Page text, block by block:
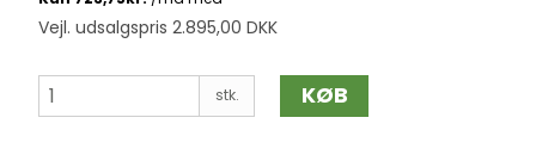
Vejl. udsalgspris 2.895,00 DKK
stk. KØB